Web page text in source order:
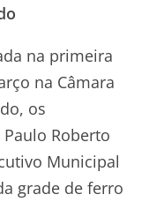
na primeira
na Câmara
os
Roberto
Municipal
grade de ferro